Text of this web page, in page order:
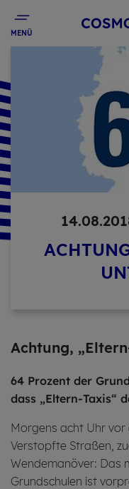
MENÜ
Ach­tung,
64 Prozent der
dass „Eltern-Taxis“
Morgens acht Uhr vor
Verstopfte Straßen,
Wendemanöver: Das
Grundschulen ist